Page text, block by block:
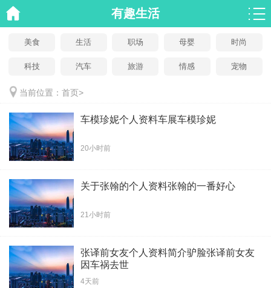
有趣生活
美食 生活 职场 母婴 时尚
科技 汽车 旅游 情感 宠物
当前位置： 首页>
车模珍妮个人资料车展车模珍妮
20小时前
关于张翰的个人资料张翰的一番好心
21小时前
张译前女友个人资料简介驴脸张译前女友
因车祸去世
4天前